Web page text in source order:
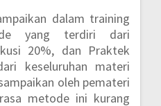
dalam training
yang terdiri dari
20%, dan Praktek
keseluruhan materi
oleh pemateri
metode ini kurang